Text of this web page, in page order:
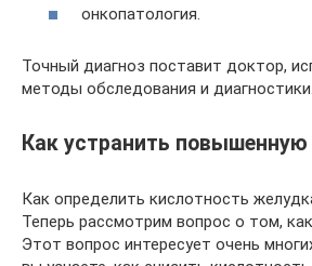
онкопатология.
Точный диагноз поставит доктор,
методы обследования и диагностики.
Как устранить повышенную
Как определить кислотность
Теперь рассмотрим вопрос о том,
Этот вопрос интересует очень